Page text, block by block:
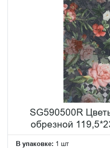
SG590500R
обрезной
В упаковке: 1 шт